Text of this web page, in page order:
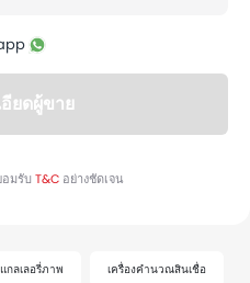
แกลเลอรี่ภาพ เครื่องคำนวณสินเชื่อ